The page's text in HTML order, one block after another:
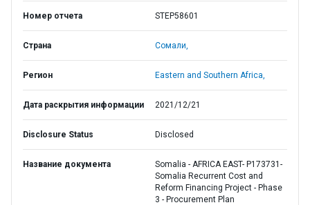
Номер отчета STEP58601
Страна Сомали,
Регион Eastern and Southern Africa,
Дата раскрытия информации 2021/12/21
Disclosure Status Disclosed
Название документа
Somalia - AFRICA EAST- P173731-
Somalia Recurrent Cost and
Reform Financing Project - Phase
3 - Procurement Plan